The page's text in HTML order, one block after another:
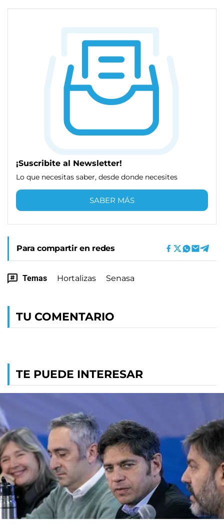
¡Suscribite al Newsletter!
Lo que necesitas saber, desde donde necesites
SABER MÁS
Para compartir en redes
Temas Hortalizas Senasa
TU COMENTARIO
TE PUEDE INTERESAR